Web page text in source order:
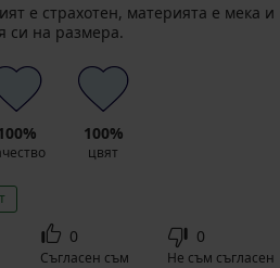
е страхотен, материята е мека и
си на размера.
100%
цвят
0
Съгласен съм
0
Не съм съгласен